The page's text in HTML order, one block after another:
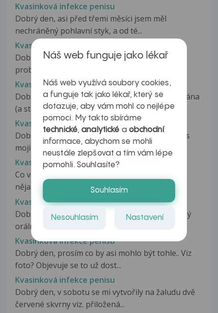
Kvasinková infekce penisu
Dobrý den, asi před třemi měsíci jsem měl
nechráněný pohlavní styk, a od té...
Kvasinková infekce penisu
Dobrý den jsem ve Švýcarsku a mám takový
problém .Udělal se mi na žaludu bílí...
Kvasinková infekce penisu
Dobrý den, u mého partnera byla diagnostikována
(a stěry potvrzena) kvasinková...
Kvasinková infekce penisu
Dobrý den, mám už minimálně 2 roky problém s
mojim penisem.(Přesněji okraj žaludu) Poprvé...
Kvasinková infekce penisu
Co vás trápí, jak dlouho problém trvá, berete
nějaké léky, proběhlo již nějaké...
Kvasinková infekce penisu
Dobrý den. V sobotu večer jsem měl nechráněný
orální sex a během pondělního...
Kvasinková infekce penisu
Dobrý den, prosím co by asi mohlo být tohle.. Viz
foto? Objevuje se to už dost...
Kvasinková infekce penisu
Dobrý den, v sobotu se mi vytvořily na žaludu dvě
červené skvrny viz. přiložená...
Náš web funguje jako lékař
Náš web využívá soubory cookies,
a funguje tak jako lékař, který se
dotazuje, aby vám mohl co nejlépe
pomoci. My takto sbíráme
technické,analytické a obchodní
informace, abychom se mohli
neustále zlepšovat a tím vám lépe
pomohli. Souhlasíte?
Souhlasím
Nesouhlasím Nastavení